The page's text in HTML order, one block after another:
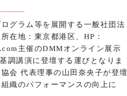
グラム等を展開する一般社団法
在地：東京都港区、HP：
主催のDMMオンライン展示
調講演に登壇する運びとなりま
会 代表理事の山田奈央子が登壇
織のパフォーマンスの向上に